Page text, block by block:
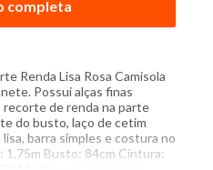
completa
Renda Lisa Rosa Camisola
Possui alças finas
recorte de renda na parte
do busto, laço de cetim
barra simples e costura no
1,75m Busto: 84cm Cintura: